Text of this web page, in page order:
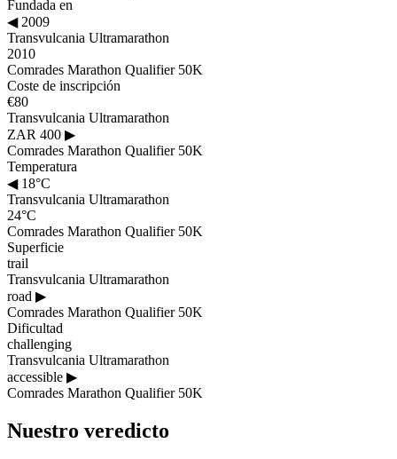
Fundada en
◀2009
Transvulcania Ultramarathon
2010
Comrades Marathon Qualifier 50K
Coste de inscripción
€80
Transvulcania Ultramarathon
ZAR 400 ▶
Comrades Marathon Qualifier 50K
Temperatura
◀18°C
Transvulcania Ultramarathon
24°C
Comrades Marathon Qualifier 50K
Superficie
trail
Transvulcania Ultramarathon
road ▶
Comrades Marathon Qualifier 50K
Dificultad
challenging
Transvulcania Ultramarathon
accessible ▶
Comrades Marathon Qualifier 50K
Nuestro veredicto